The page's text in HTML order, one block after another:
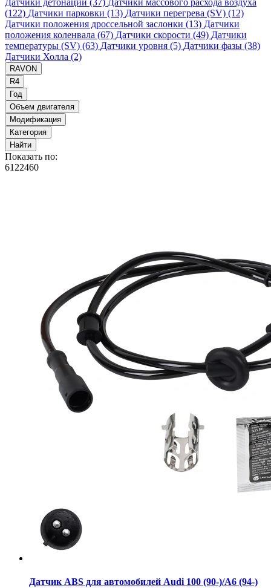
Датчики детонации (37) Датчики массового расхода воздуха
(122) Датчики парковки (13) Датчики перегрева (SV) (12)
Датчики положения дроссельной заслонки (13) Датчики
положения коленвала (67) Датчики скорости (49) Датчики
температуры (SV) (63) Датчики уровня (5) Датчики фазы (38)
Датчики Холла (2)
RAVON
R4
Год
Объем двигателя
Модификация
Категория
Найти
Показать по:
6122460
Датчик ABS для автомобилей Audi 100 (90-)/A6 (94-)